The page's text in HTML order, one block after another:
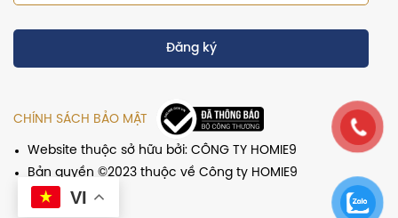
Đăng ký
Website thuộc sở hữu bởi: CÔNG TY HOMIE9
Bản quyền ©2023 thuộc về Công ty HOMIE9
CHÍNH SÁCH BẢO MẬT
VI